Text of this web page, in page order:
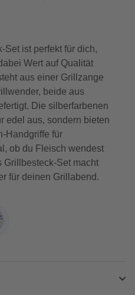
Set ist perfekt für dich,
Wert auf Qualität
aus einer Grillzange
beide aus
Die silberfarbenen
edel aus, sondern bieten
Handgriffe für
ob du Fleisch wendest
Grillbesteck-Set macht
für deinen Grillabend.